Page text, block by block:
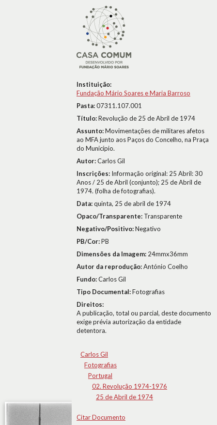
Instituição:
Fundação Mário Soares e Maria Barroso
Pasta:07311.107.001
Título:Revolução de 25 de Abril de 1974
Assunto:Movimentações de militares afetos
ao MFA junto aos Paços do Concelho, na Praça
do Município.
Autor:Carlos Gil
Inscrições: Informação original: 25 Abril: 30
Anos / 25 de Abril (conjunto); 25 de Abril de
1974. (folha de fotografias).
Data:quinta, 25 de abril de 1974
Opaco/Transparente: Transparente
Negativo/Positivo:Negativo
PB/Cor:PB
Dimensões da Imagem: 24mmx36mm
Autor da reprodução:António Coelho
Fundo:Carlos Gil
Tipo Documental:Fotografias
Direitos:
A publicação, total ou parcial, deste documento
exige prévia autorização da entidade
detentora.
Carlos Gil
Fotografias
Portugal
02. Revolução 1974-1976
25 de Abril de 1974
Citar Documento